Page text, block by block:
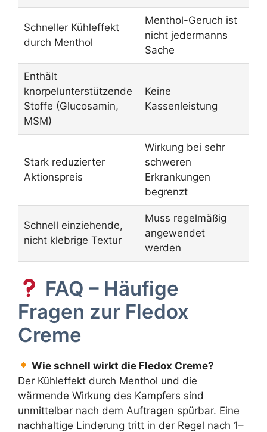
Schneller Kühleffekt
durch Menthol
Menthol-Geruch ist
nicht jedermanns
Sache
Enthält
knorpelunterstützende
Stoffe (Glucosamin,
MSM)
Keine
Kassenleistung
Stark reduzierter
Aktionspreis
Wirkung bei sehr
schweren
Erkrankungen
begrenzt
Schnell einziehende,
nicht klebrige Textur
Muss regelmäßig
angewendet
werden
FAQ – Häufige
Fragen zur Fledox
Creme
Wie schnell wirkt die Fledox Creme?
Der Kühleffekt durch Menthol und die
wärmende Wirkung des Kampfers sind
unmittelbar nach dem Auftragen spürbar. Eine
nachhaltige Linderung tritt in der Regel nach 1–